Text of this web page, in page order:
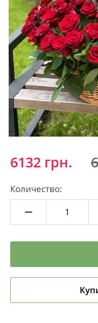
6132 грн.
Количество: